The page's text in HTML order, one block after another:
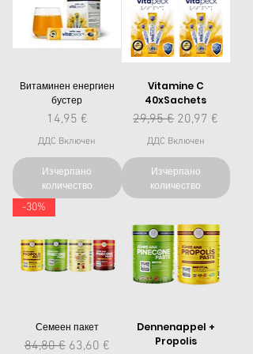
Витаминен енергиен
бустер
Цена
14,95 €
ДДС Включен
Изчерпано
количество
Vitamine C
40xSachets
Редовна цена
29,95 € Продажна
20,97 €
ДДС Включен
Изчерпано
количество
-30%
Семеен пакет
Редовна цена
84,80 € Продажна цена
63,60 €
Dennenappel +
Propolis